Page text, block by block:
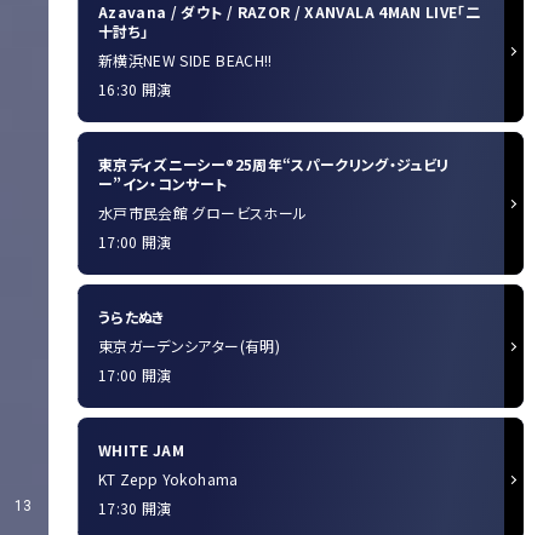
13
Azavana / ダウト / RAZOR / XANVALA 4MAN LIVE「二
十討ち」
新横浜NEW SIDE BEACH!!
16:30 開演
東京ディズニーシー®25周年“スパークリング・ジュビリ
ー”イン・コンサート
水戸市民会館 グロービスホール
17:00 開演
うらたぬき
東京ガーデンシアター(有明)
17:00 開演
WHITE JAM
KT Zepp Yokohama
17:30 開演